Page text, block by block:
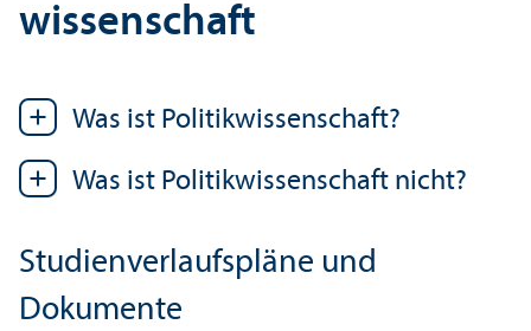
wissenschaft
Was ist Politik­wissenschaft?
Was ist Politik­wissenschaft nicht?
Studien­verlaufs­pläne und
Dokumente